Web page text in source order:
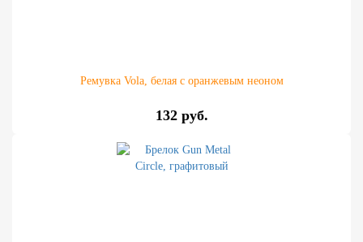
Ремувка Vola, белая с оранжевым неоном
132 руб.